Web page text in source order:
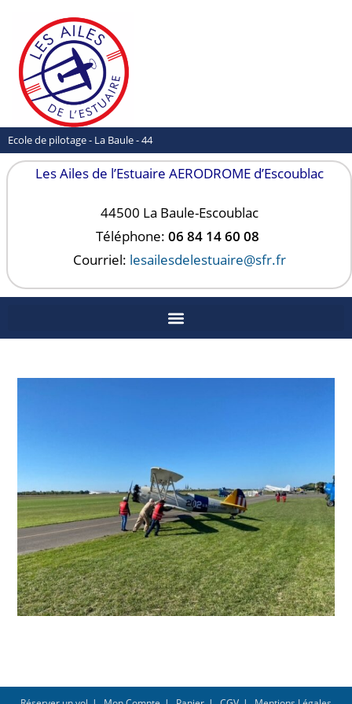
Ecole de pilotage - La Baule - 44
Les Ailes de l’Estuaire AERODROME d’Escoublac
44500 La Baule-Escoublac
Téléphone: 06 84 14 60 08
Courriel: lesailesdelestuaire@sfr.fr